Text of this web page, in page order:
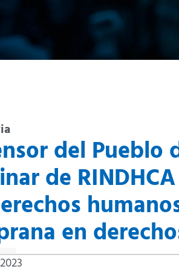
del Pueblo
de
en